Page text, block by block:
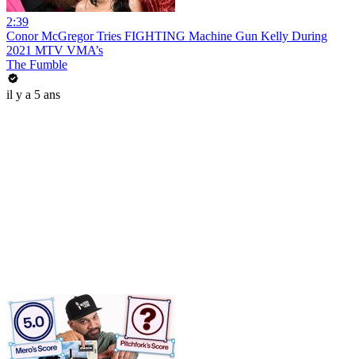
2:39
Conor McGregor Tries FIGHTING Machine Gun Kelly During
2021 MTV VMA’s
The Fumble
il y a 5 ans